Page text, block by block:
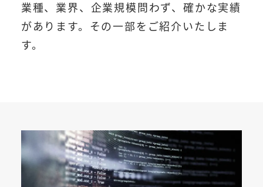
業種、業界、企業規模問わず、確かな実績
があります。その一部をご紹介いたしま
す。